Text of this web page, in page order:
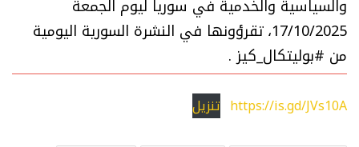
والسياسية والخدمية في سوريا ليوم الجمعة
17/10/2025، تقرؤونها في النشرة السورية اليومية
من #بوليتكال_كيز .
https://is.gd/JVs10A تنزيل